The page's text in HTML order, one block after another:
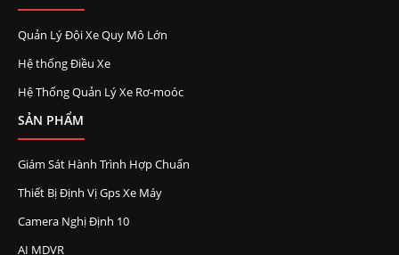
Quản Lý Đội Xe Quy Mô Lớn
Hệ thống Điều Xe
Hệ Thống Quản Lý Xe Rơ-moóc
SẢN PHẨM
Giám Sát Hành Trình Hợp Chuẩn
Thiết Bị Định Vị Gps Xe Máy
Camera Nghị Định 10
AI MDVR